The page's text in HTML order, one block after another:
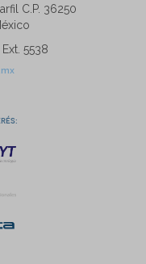
C.P. 36250
5538